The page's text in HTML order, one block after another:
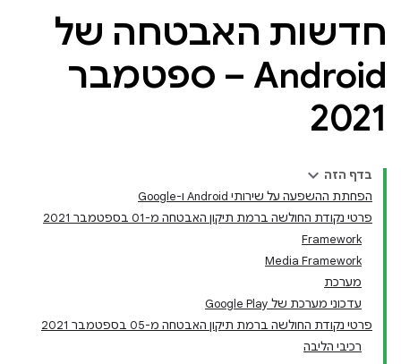
חדשות האבטחה של
Android – ספטמבר
2021
בדף הזה
הפחתת ההשפעה על שירותי Android ו-Google
פרטי נקודת החולשה ברמת תיקון האבטחה מ-01 בספטמבר 2021
Framework
Media Framework
מערכת
עדכוני מערכת של Google Play
פרטי נקודת החולשה ברמת תיקון האבטחה מ-05 בספטמבר 2021
רכיבי הליבה